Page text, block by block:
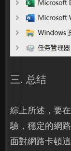
三. 总结
綜上所述，要
驗，穩定的網
面對網路卡頓